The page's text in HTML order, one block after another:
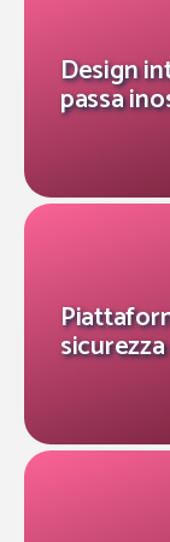
Design
passa